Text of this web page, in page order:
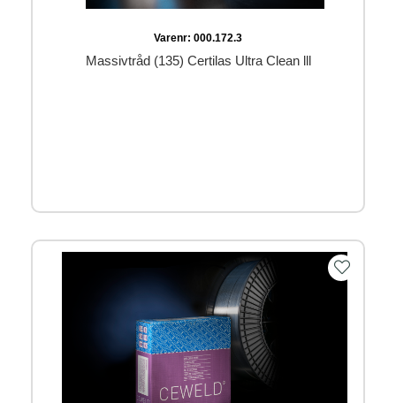
Varenr: 000.172.3
Massivtråd (135) Certilas Ultra Clean lll